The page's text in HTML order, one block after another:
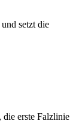
setzt die
erste Falzlinie